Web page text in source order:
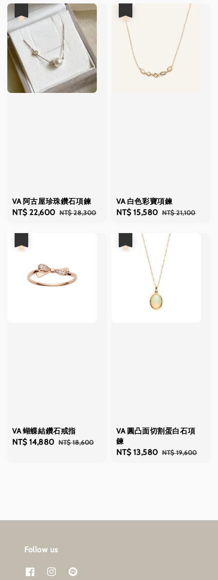
VA 阿古屋珍珠鑽石項鍊
Sale
NT$ 22,600 Regular
NT$ 28,300
VA 白色彩寶項鍊
Sale
NT$ 15,580 Regular
NT$ 21,100
VA 蝴蝶結鑽石戒指
Sale
NT$ 14,880 Regular
NT$ 18,600
VA 圓凸面切割蛋白石項
鍊
Sale
NT$ 13,580 Regular
NT$ 19,600
Follow us